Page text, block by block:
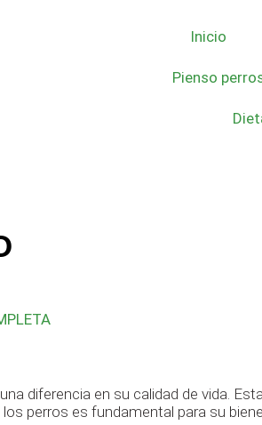
Inicio
Pienso
diferencia en su calidad de vida.
perros es fundamental para su